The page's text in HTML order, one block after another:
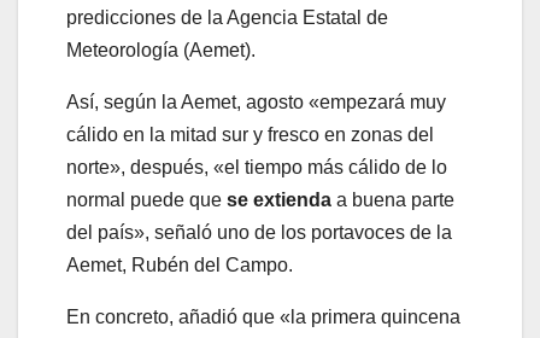
predicciones de la Agencia Estatal de
Meteorología (Aemet).
Así, según la Aemet, agosto «empezará muy
cálido en la mitad sur y fresco en zonas del
norte», después, «el tiempo más cálido de lo
normal puede que se extienda a buena parte
del país», señaló uno de los portavoces de la
Aemet, Rubén del Campo.
En concreto, añadió que «la primera quincena